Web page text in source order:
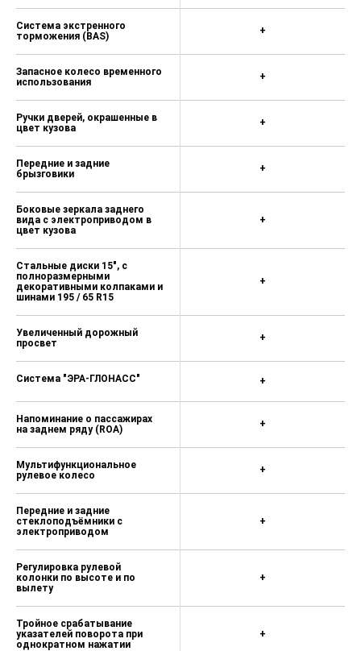
Система экстренного
торможения (BAS)
Запасное колесо временного
использования
Ручки дверей, окрашенные в
цвет кузова
Передние и задние
брызговики
Боковые зеркала заднего
вида с электроприводом в
цвет кузова
Стальные диски 15", с
полноразмерными
декоративными колпаками и
шинами 195 / 65 R15
Увеличенный дорожный
просвет
Система "ЭРА-ГЛОНАСС"
Напоминание о пассажирах
на заднем ряду (ROA)
Мультифункциональное
рулевое колесо
Передние и задние
стеклоподъёмники с
электроприводом
Регулировка рулевой
колонки по высоте и по
вылету
Тройное срабатывание
указателей поворота при
однократном нажатии
+
+
+
+
+
+
+
+
+
+
+
+
+